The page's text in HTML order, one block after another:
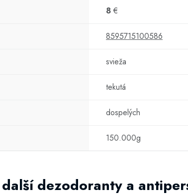
8 €
8595715100586
svieža
tekutá
dospelých
150.000g
dezodoranty a